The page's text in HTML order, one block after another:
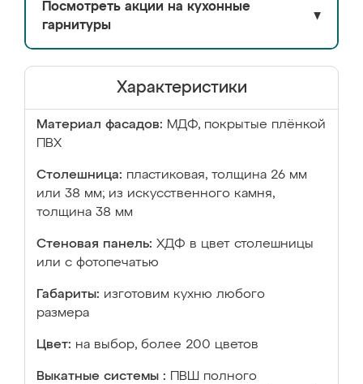
Посмотреть акции на кухонные
гарнитуры
▼
Характеристики
Материал фасадов: МДФ, покрытые плёнкой
ПВХ
Столешница: пластиковая, толщина 26 мм
или 38 мм; из искусственного камня,
толщина 38 мм
Стеновая панель: ХДФ в цвет столешницы
или с фотопечатью
Габариты: изготовим кухню любого
размера
Цвет: на выбор, более 200 цветов
Выкатные системы :
ПВШ полного